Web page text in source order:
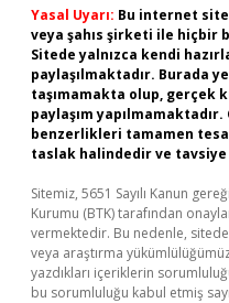
Yasal Uyarı: Bu internet
veya şahıs şirketi ile hiçbir
Sitede yalnızca kendi
paylaşılmaktadır. Burada
taşımamakta olup, gerçek
paylaşım
benzerlikleri tamamen
taslak halindedir ve
Sitemiz, 5651 Sayılı Kanun
Kurumu (BTK) tarafından
vermektedir. Bu nedenle,
veya araştırma
yazdıkları içeriklerin
bu sorumluluğu kabul etmiş